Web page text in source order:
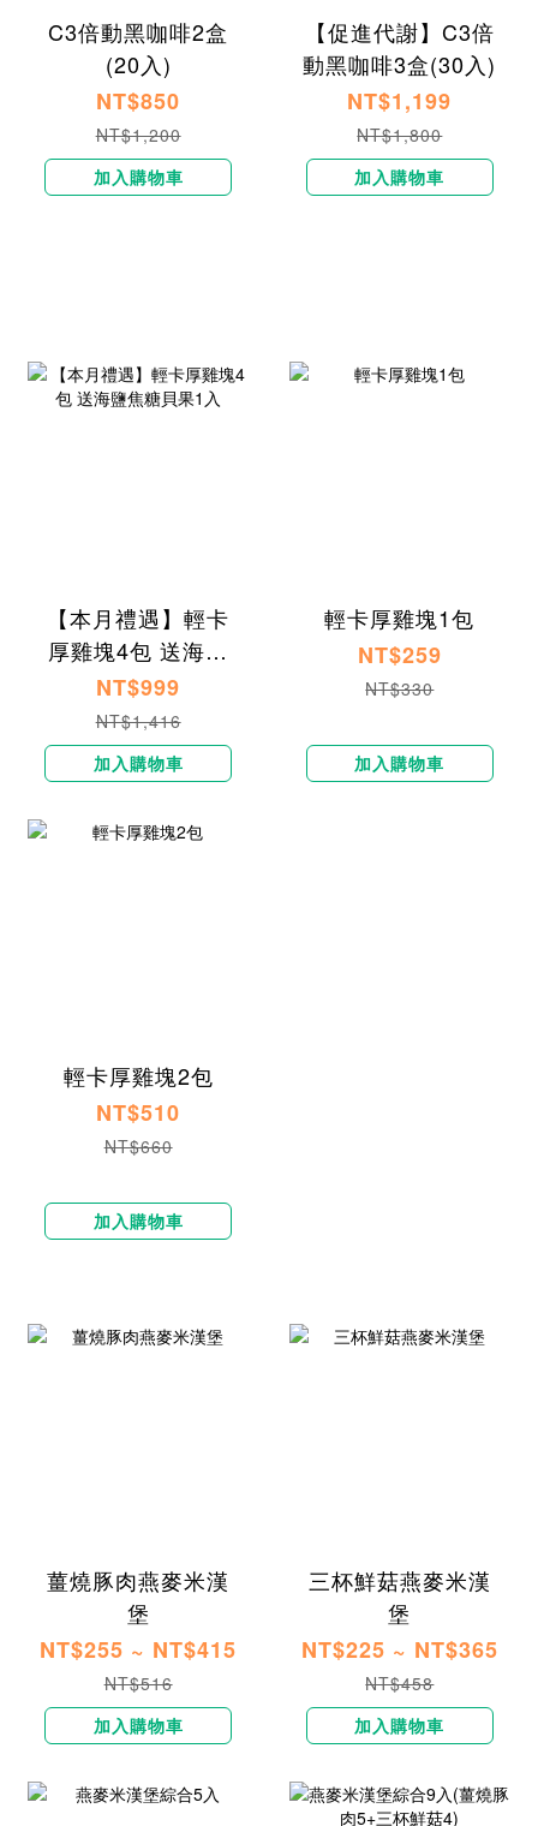
C3倍動黑咖啡2盒
(20入)
NT$850
NT$1,200
加入購物車
【促進代謝】C3倍
動黑咖啡3盒(30入)
NT$1,199
NT$1,800
加入購物車
【本月禮遇】輕卡
厚雞塊4包 送海鹽
焦糖貝果1入
NT$999
NT$1,416
加入購物車
輕卡厚雞塊1包
NT$259
NT$330
加入購物車
輕卡厚雞塊2包
NT$510
NT$660
加入購物車
薑燒豚肉燕麥米漢
堡
NT$255 ~ NT$415
NT$516
加入購物車
三杯鮮菇燕麥米漢
堡
NT$225 ~ NT$365
NT$458
加入購物車